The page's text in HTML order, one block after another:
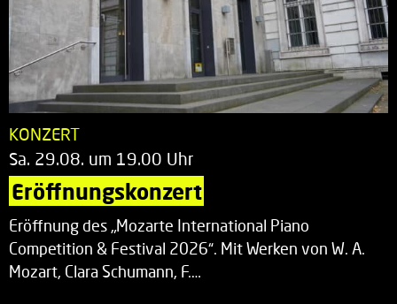
KONZERT
Sa. 29.08. um 19.00 Uhr
Eröffnungskonzert
Eröffnung des „Mozarte International Piano
Competition & Festival 2026“. Mit Werken von W. A.
Mozart, Clara Schumann, F.…